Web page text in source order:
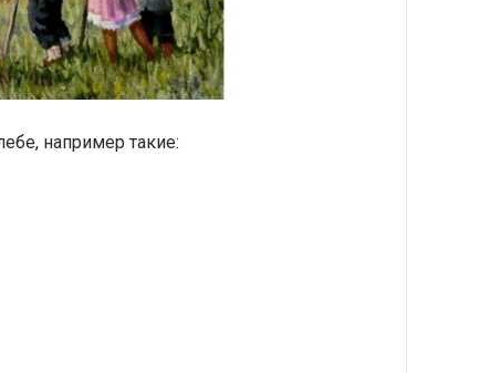
например такие: